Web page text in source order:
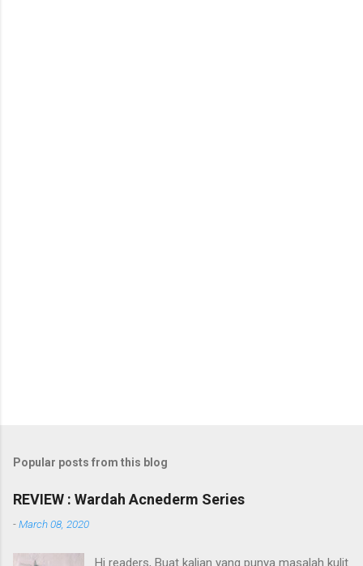
Popular posts from this blog
REVIEW : Wardah Acnederm Series
-March 08, 2020
Hi readers, Buat kalian yang punya masalah kulit